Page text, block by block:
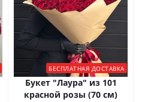
БЕСПЛАТНАЯ ДОСТАВКА
Букет "Лаура" из 101
красной розы (70 см)